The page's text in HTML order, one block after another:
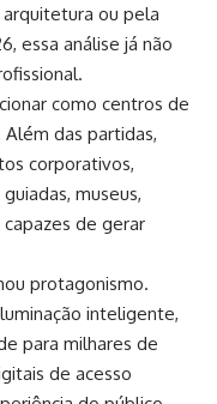
ou pela
essa análise já não
como centros de
das partidas,
corporativos,
museus,
de gerar
protagonismo.
inteligente,
para milhares de
de acesso